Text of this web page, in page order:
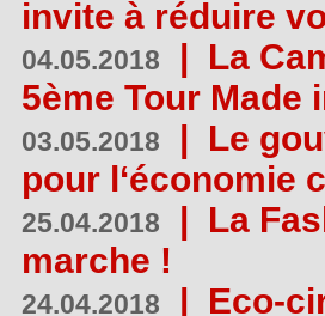
invite à réduire
04.05.2018 | La
5ème Tour Made
03.05.2018 | Le
pour l‘économie
25.04.2018 | La
marche !
24.04.2018 | Eco-